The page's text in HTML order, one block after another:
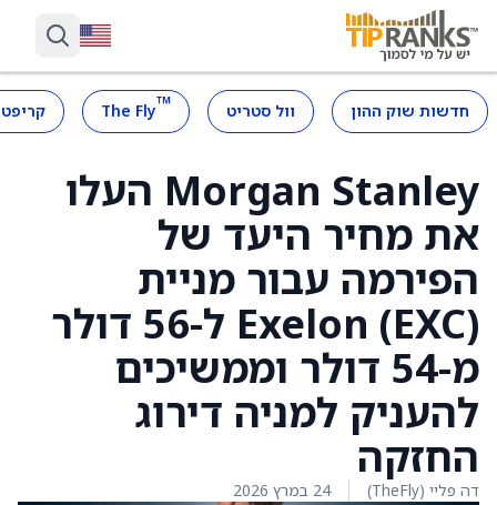
חדשות שוק ההון וול סטריט ™
The Fly
Morgan Stanley העלו
את מחיר היעד של
הפירמה עבור מניית
Exelon (EXC) ל-56 דולר
מ-54 דולר וממשיכים
להעניק למניה דירוג
החזקה
דה פליי (TheFly) 24 במרץ 2026